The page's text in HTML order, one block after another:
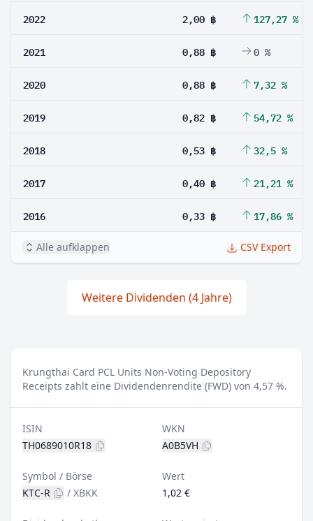
2022 2,00 ฿ 127,27 %
2021 0,88 ฿ 0 %
2020 0,88 ฿ 7,32 %
2019 0,82 ฿ 54,72 %
2018 0,53 ฿ 32,5 %
2017 0,40 ฿ 21,21 %
2016 0,33 ฿ 17,86 %
Alle aufklappen CSV Export
Weitere Dividenden (4 Jahre)
Krungthai Card PCL Units Non-Voting Depository
Receipts zahlt eine Dividendenrendite (FWD) von 4,57 %.
ISIN
TH0689010R18
WKN
A0B5VH
Symbol / Börse
KTC-R
/ XBKK
Wert
1,02 €